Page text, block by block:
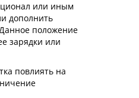
или иным
дополнить
положение
зарядки или
повлиять на